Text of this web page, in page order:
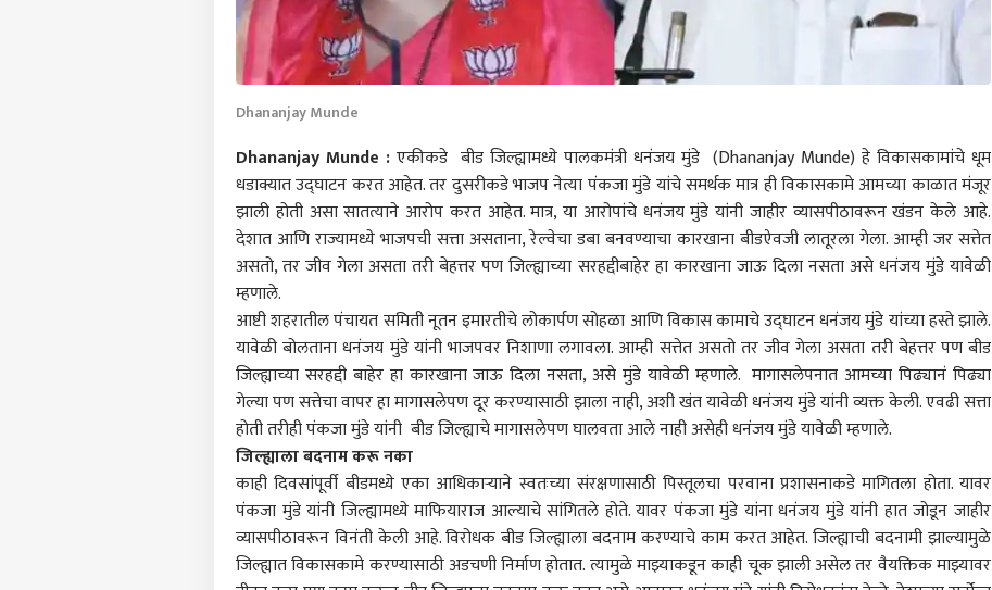
Dhananjay Munde
Dhananjay Munde : एकीकडे बीड जिल्ह्यामध्ये पालकमंत्री धनंजय मुंडे (Dhananjay Munde) हे विकासकामांचे धूम
धडाक्यात उद्घाटन करत आहेत. तर दुसरीकडे भाजप नेत्या पंकजा मुंडे यांचे समर्थक मात्र ही विकासकामे आमच्या काळात मंजूर
झाली होती असा सातत्याने आरोप करत आहेत. मात्र, या आरोपांचे धनंजय मुंडे यांनी जाहीर व्यासपीठावरून खंडन केले आहे.
देशात आणि राज्यामध्ये भाजपची सत्ता असताना, रेल्वेचा डबा बनवण्याचा कारखाना बीडऐवजी लातूरला गेला. आम्ही जर सत्तेत
असतो, तर जीव गेला असता तरी बेहत्तर पण जिल्ह्याच्या सरहद्दीबाहेर हा कारखाना जाऊ दिला नसता असे धनंजय मुंडे यावेळी
म्हणाले.
आष्टी शहरातील पंचायत समिती नूतन इमारतीचे लोकार्पण सोहळा आणि विकास कामाचे उद्घाटन धनंजय मुंडे यांच्या हस्ते झाले.
यावेळी बोलताना धनंजय मुंडे यांनी भाजपवर निशाणा लगावला. आम्ही सत्तेत असतो तर जीव गेला असता तरी बेहत्तर पण बीड
जिल्ह्याच्या सरहद्दी बाहेर हा कारखाना जाऊ दिला नसता, असे मुंडे यावेळी म्हणाले. मागासलेपनात आमच्या पिढ्यानं पिढ्या
गेल्या पण सत्तेचा वापर हा मागासलेपण दूर करण्यासाठी झाला नाही, अशी खंत यावेळी धनंजय मुंडे यांनी व्यक्त केली. एवढी सत्ता
होती तरीही पंकजा मुंडे यांनी बीड जिल्ह्याचे मागासलेपण घालवता आले नाही असेही धनंजय मुंडे यावेळी म्हणाले.
जिल्ह्याला बदनाम करू नका
काही दिवसांपूर्वी बीडमध्ये एका आधिकार्‍याने स्वतःच्या संरक्षणासाठी पिस्तूलचा परवाना प्रशासनाकडे मागितला होता. यावर
पंकजा मुंडे यांनी जिल्ह्यामध्ये माफियाराज आल्याचे सांगितले होते. यावर पंकजा मुंडे यांना धनंजय मुंडे यांनी हात जोडून जाहीर
व्यासपीठावरून विनंती केली आहे. विरोधक बीड जिल्ह्याला बदनाम करण्याचे काम करत आहेत. जिल्ह्याची बदनामी झाल्यामुळे
जिल्ह्यात विकासकामे करण्यासाठी अडचणी निर्माण होतात. त्यामुळे माझ्याकडून काही चूक झाली असेल तर वैयक्तिक माझ्यावर
हॅलो गेस्ट
पर्सनल कॉर्नर
टॉप आर्टिकल टॉप रील्स
टेक-गॅजेट राजकारण बातम्या विश्व